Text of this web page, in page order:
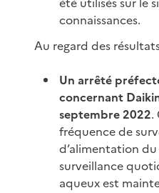
connaissances.
Au regard des
Un arrêté
concernant
septembre 2022.
fréquence de
d’alimentation du
surveillance
aqueux est